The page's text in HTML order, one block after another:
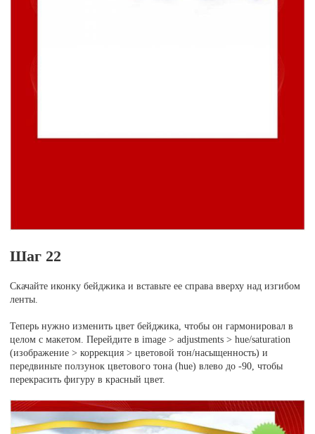
Шаг 22
Скачайте иконку бейджика и вставьте ее справа вверху над изгибом
ленты.
Теперь нужно изменить цвет бейджика, чтобы он гармонировал в
целом с макетом. Перейдите в image > adjustments > hue/saturation
(изображение > коррекция > цветовой тон/насыщенность) и
передвиньте ползунок цветового тона (hue) влево до -90, чтобы
перекрасить фигуру в красный цвет.